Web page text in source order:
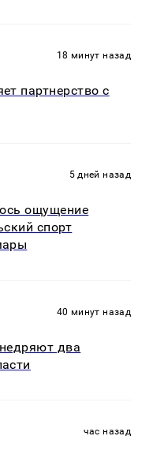
18 минут назад
партнерство с
5 дней назад
ощущение
спорт
40 минут назад
два
час назад